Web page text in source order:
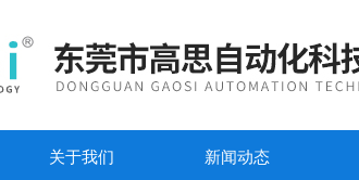
关于我们 新闻动态